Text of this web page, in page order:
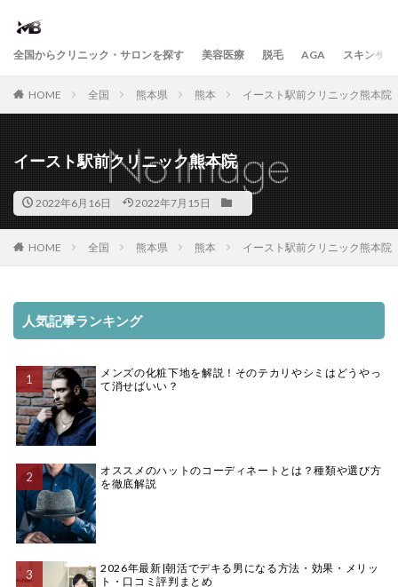
全国からクリニック・サロンを探す 美容医療 脱毛 AGA スキンケア
HOME 全国 熊本県 熊本 イースト駅前クリニック熊本院
イースト駅前クリニック熊本院
2022年6月16日 2022年7月15日
HOME 全国 熊本県 熊本 イースト駅前クリニック熊本院
人気記事ランキング
メンズの化粧下地を解説！そのテカリやシミはどうやっ
て消せばいい？
オススメのハットのコーディネートとは？種類や選び方
を徹底解説
2026年最新|朝活でデキる男になる方法・効果・メリッ
ト・口コミ評判まとめ